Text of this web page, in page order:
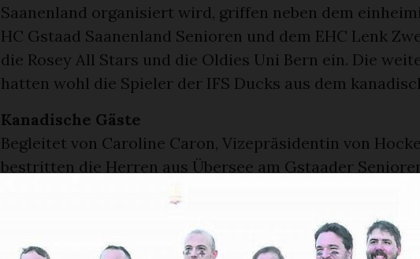
Saanenland organisiert wird, griffen neben dem
HC Gstaad Saanenland Senioren und dem EHC Lenk
die Rosey All Stars und die Oldies Uni Bern ein. Die
hatten wohl die Spieler der IFS Ducks aus dem
Kanadische Gäste
Begleitet von Caroline Caron, Vizepräsidentin von
bestritten die Herren aus Übersee am Gstaader
sie unter anderem in Chamonix (Frankreich) und